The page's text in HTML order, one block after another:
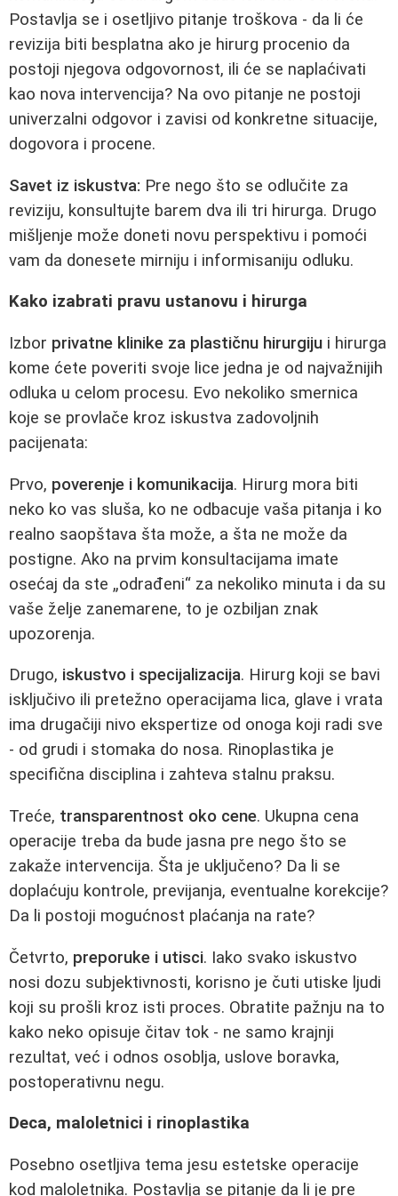
Postavlja se i osetljivo pitanje troškova - da li će
revizija biti besplatna ako je hirurg procenio da
postoji njegova odgovornost, ili će se naplaćivati
kao nova intervencija? Na ovo pitanje ne postoji
univerzalni odgovor i zavisi od konkretne situacije,
dogovora i procene.
Savet iz iskustva: Pre nego što se odlučite za
reviziju, konsultujte barem dva ili tri hirurga. Drugo
mišljenje može doneti novu perspektivu i pomoći
vam da donesete mirniju i informisaniju odluku.
Kako izabrati pravu ustanovu i hirurga
Izbor privatne klinike za plastičnu hirurgiju i hirurga
kome ćete poveriti svoje lice jedna je od najvažnijih
odluka u celom procesu. Evo nekoliko smernica
koje se provlače kroz iskustva zadovoljnih
pacijenata:
Prvo, poverenje i komunikacija. Hirurg mora biti
neko ko vas sluša, ko ne odbacuje vaša pitanja i ko
realno saopštava šta može, a šta ne može da
postigne. Ako na prvim konsultacijama imate
osećaj da ste „odrađeni“ za nekoliko minuta i da su
vaše želje zanemarene, to je ozbiljan znak
upozorenja.
Drugo, iskustvo i specijalizacija. Hirurg koji se bavi
isključivo ili pretežno operacijama lica, glave i vrata
ima drugačiji nivo ekspertize od onoga koji radi sve
- od grudi i stomaka do nosa. Rinoplastika je
specifična disciplina i zahteva stalnu praksu.
Treće, transparentnost oko cene. Ukupna cena
operacije treba da bude jasna pre nego što se
zakaže intervencija. Šta je uključeno? Da li se
doplaćuju kontrole, previjanja, eventualne korekcije?
Da li postoji mogućnost plaćanja na rate?
Četvrto, preporuke i utisci. Iako svako iskustvo
nosi dozu subjektivnosti, korisno je čuti utiske ljudi
koji su prošli kroz isti proces. Obratite pažnju na to
kako neko opisuje čitav tok - ne samo krajnji
rezultat, već i odnos osoblja, uslove boravka,
postoperativnu negu.
Deca, maloletnici i rinoplastika
Posebno osetljiva tema jesu estetske operacije
kod maloletnika. Postavlja se pitanje da li je pre